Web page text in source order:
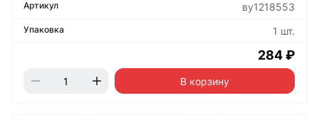
ву1218553
1 шт.
284 ₽
В корзину